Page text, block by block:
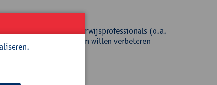
maar ook andere onderwijsprofessionals (o.a.
professioneel handelen willen verbeteren